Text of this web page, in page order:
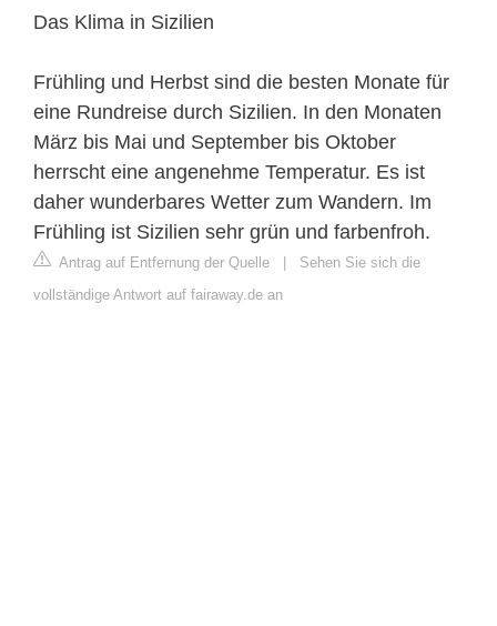
Das Klima in Sizilien
Frühling und Herbst sind die besten Monate für
eine Rundreise durch Sizilien. In den Monaten
März bis Mai und September bis Oktober
herrscht eine angenehme Temperatur. Es ist
daher wunderbares Wetter zum Wandern. Im
Frühling ist Sizilien sehr grün und farbenfroh.
Antrag auf Entfernung der Quelle
Sehen Sie sich die
vollständige Antwort auf fairaway.de an